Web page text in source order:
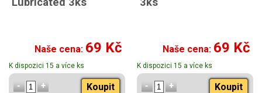
Naše cena: 69 Kč
K dispozici 15 a více ks
Koupit
Naše cena: 69 Kč
K dispozici 15 a více ks
Koupit